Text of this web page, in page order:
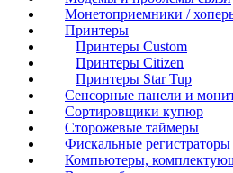
Монетоприемники /
Принтеры
Принтеры Custom
Принтеры Citizen
Принтеры Star Tup
Сенсорные панели и
Сортировщики купюр
Сторожевые таймеры
Фискальные
Компьютеры,